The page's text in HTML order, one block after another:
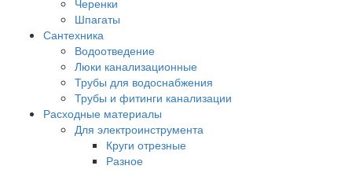
Черенки
Шпагаты
Сантехника
Водоотведение
Люки канализационные
Трубы для водоснабжения
Трубы и фитинги канализации
Расходные материалы
Для электроинструмента
Круги отрезные
Разное